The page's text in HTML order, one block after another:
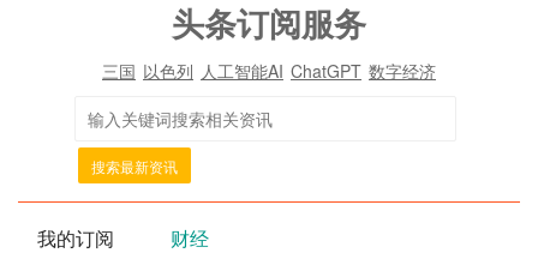
头条订阅服务
三国 以色列 人工智能AI ChatGPT 数字经济
搜索最新资讯
我的订阅 财经